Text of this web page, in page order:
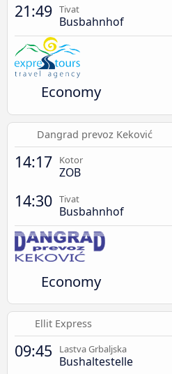
21:49 Tivat
Busbahnhof
Economy
Dangrad prevoz Keković
14:17 Kotor
ZOB
14:30 Tivat
Busbahnhof
Economy
Ellit Express
09:45 Lastva Grbaljska
Bushaltestelle